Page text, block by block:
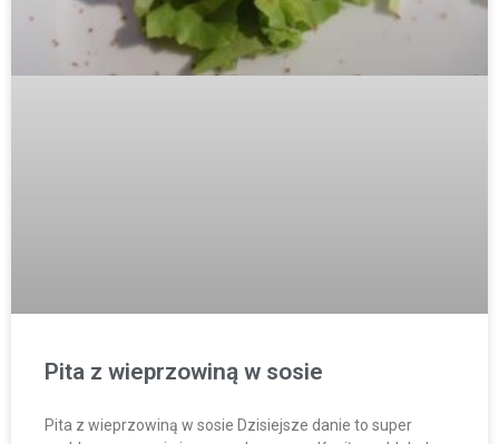
Pita z wieprzowiną w sosie
Pita z wieprzowiną w sosie Dzisiejsze danie to super